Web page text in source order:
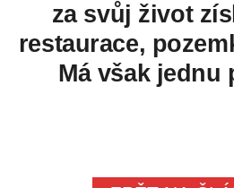
za svůj život
restaurace,
Má však jednu